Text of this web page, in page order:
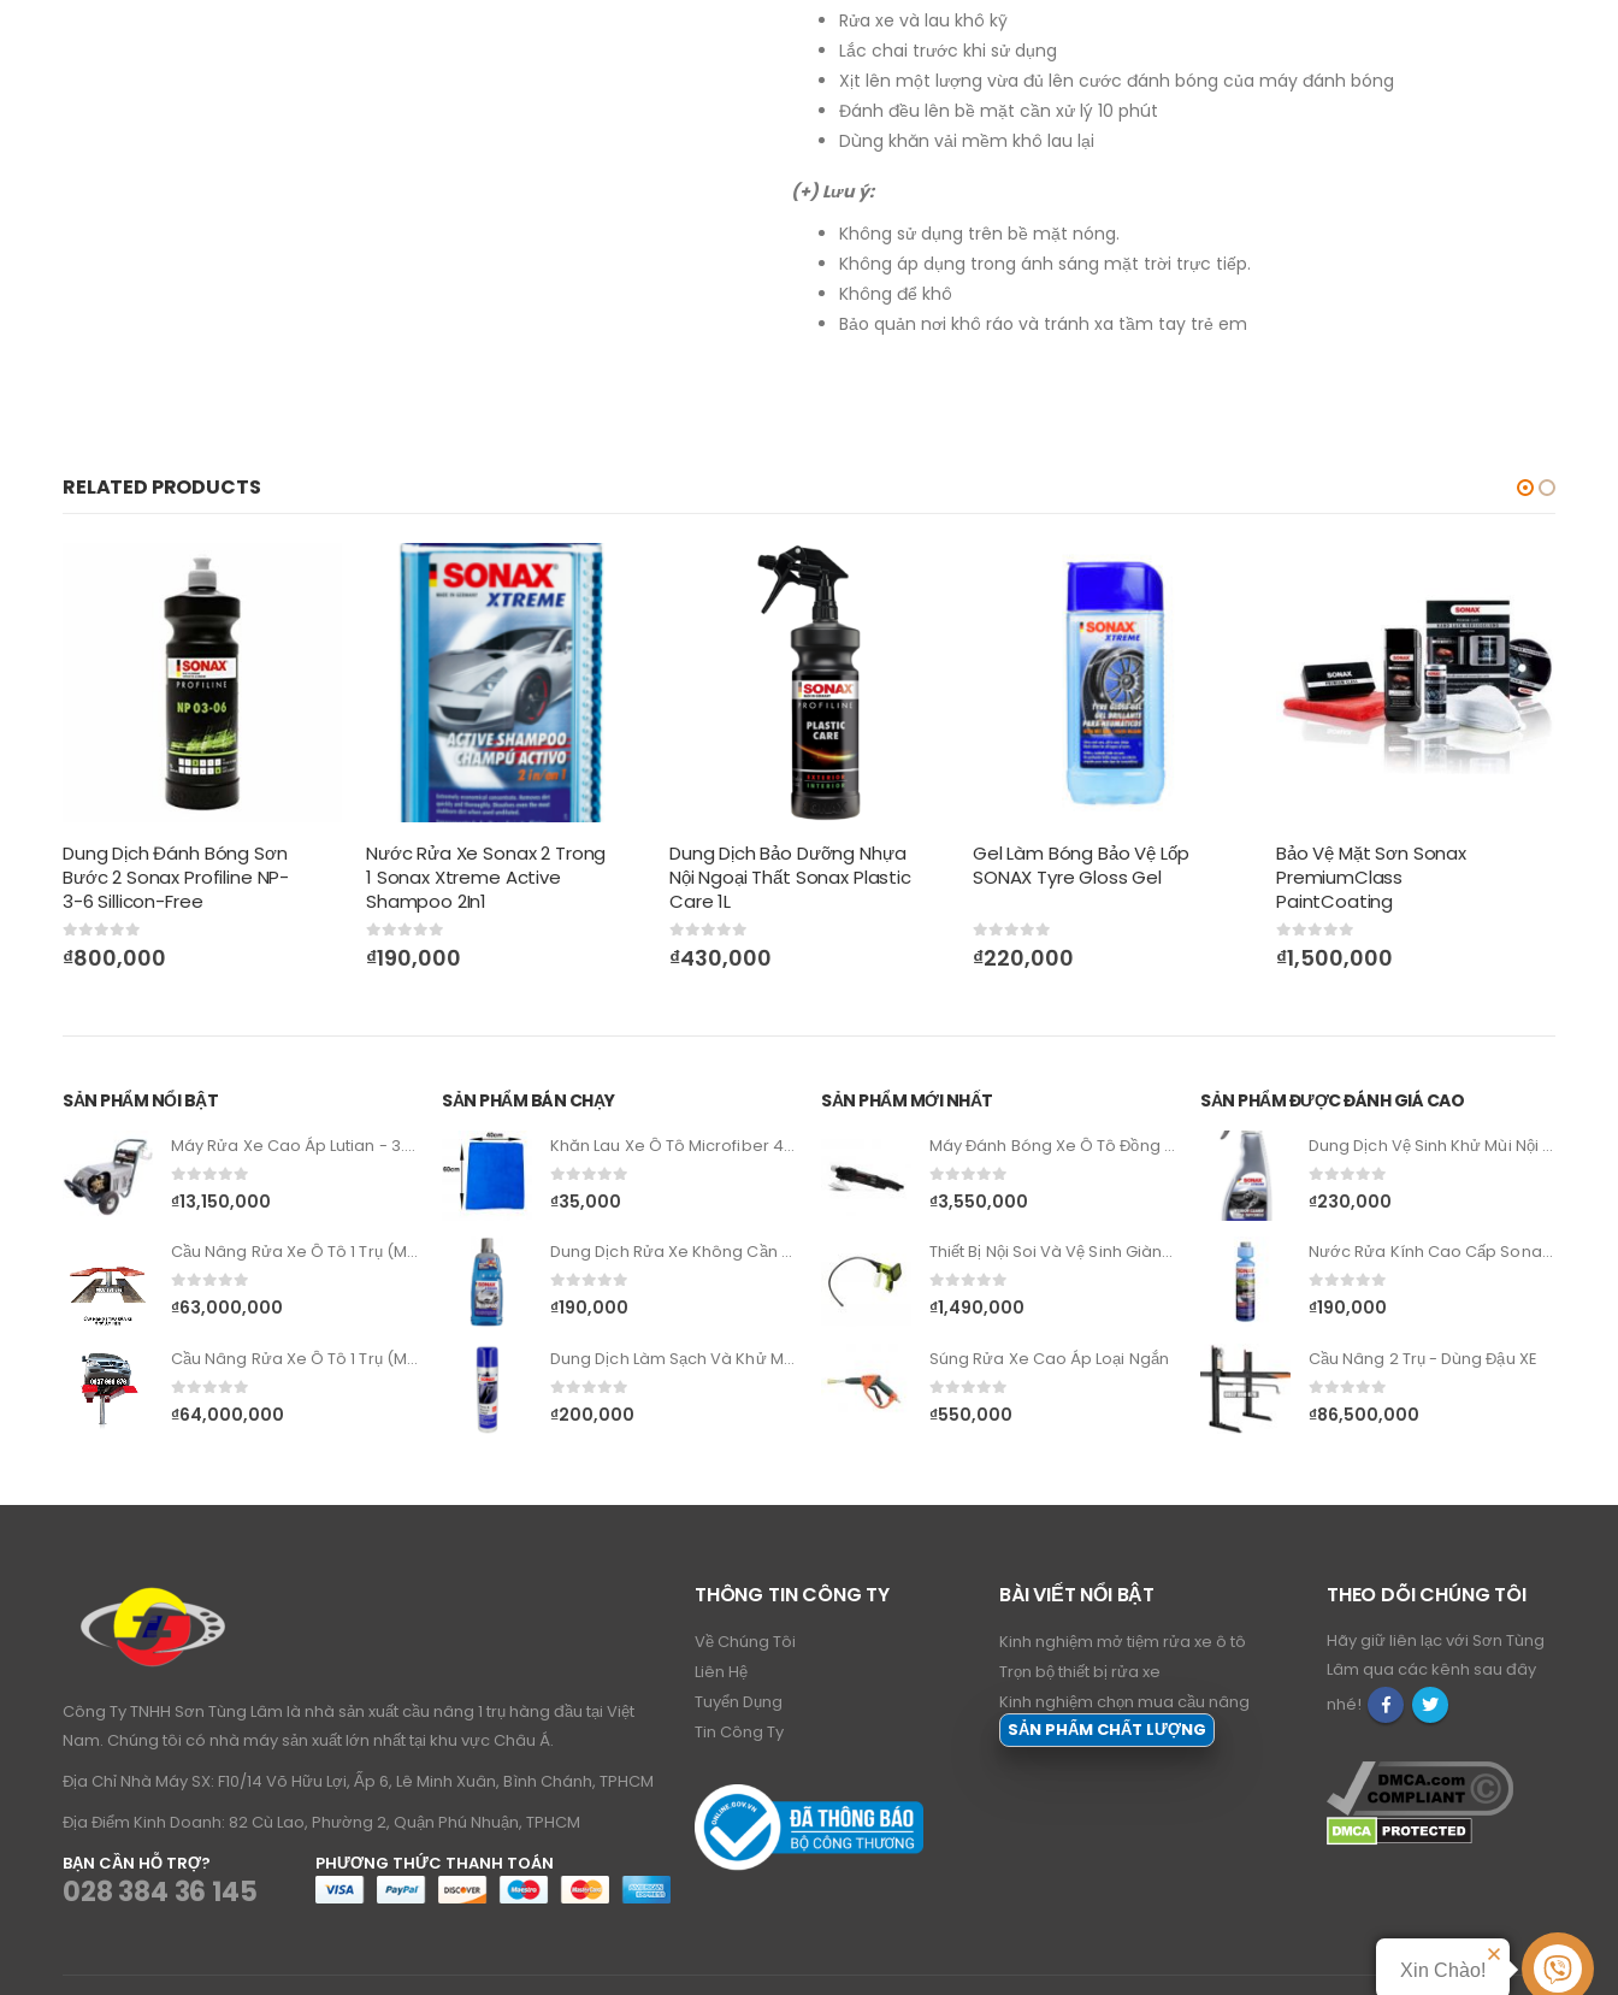
Rửa xe và lau khô kỹ
Lắc chai trước khi sử dụng
Xịt lên một lượng vừa đủ lên cước đánh bóng của máy đánh bóng
Đánh đều lên bề mặt cần xử lý 10 phút
Dùng khăn vải mềm khô lau lại
(+) Lưu ý:
Không sử dụng trên bề mặt nóng.
Không áp dụng trong ánh sáng mặt trời trực tiếp.
Không để khô
Bảo quản nơi khô ráo và tránh xa tầm tay trẻ em
RELATED PRODUCTS
Dung Dịch Đánh Bóng Sơn
Bước 2 Sonax Profiline NP-
3-6 Sillicon-Free
0out of 5
₫800,000
Nước Rửa Xe Sonax 2 Trong
1 Sonax Xtreme Active
Shampoo 2In1
0out of 5
₫190,000
Dung Dịch Bảo Dưỡng Nhựa
Nội Ngoại Thất Sonax Plastic
Care 1L
0out of 5
₫430,000
Gel Làm Bóng Bảo Vệ Lốp
SONAX Tyre Gloss Gel
0out of 5
₫220,000
Bảo Vệ Mặt Sơn Sonax
PremiumClass
PaintCoating
0out of 5
₫1,500,000
SẢN PHẨM NỔI BẬT
Máy Rửa Xe Cao Áp Lutian - 3.0KW – 1750PSI
0out of 5
₫13,150,000
Cầu Nâng Rửa Xe Ô Tô 1 Trụ (Model Âm Nền)
0out of 5
₫63,000,000
Cầu Nâng Rửa Xe Ô Tô 1 Trụ (Mặt Bàn Nổi)
0out of 5
₫64,000,000
SẢN PHẨM BÁN CHẠY
Khăn Lau Xe Ô Tô Microfiber 40cm x 60cm
0out of 5
₫35,000
Dung Dịch Rửa Xe Không Cần Lau Sonax Xtreme Wash&Dry
0out of 5
₫190,000
Dung Dịch Làm Sạch Và Khử Mùi Vải Sonax Xtreme Upholstery & Alcantara Cleaner
0out of 5
₫200,000
SẢN PHẨM MỚI NHẤT
Máy Đánh Bóng Xe Ô Tô Đồng Tâm Maxshine RO M1000
0out of 5
₫3,550,000
Thiết Bị Nội Soi Và Vệ Sinh Giàn Tản Nhiệt Điều Hòa Ô Tô
0out of 5
₫1,490,000
Súng Rửa Xe Cao Áp Loại Ngắn
0out of 5
₫550,000
SẢN PHẨM ĐƯỢC ĐÁNH GIÁ CAO
Dung Dịch Vệ Sinh Khử Mùi Nội Thất Sonax Xtreme Interior Cleane
0out of 5
₫230,000
Nước Rửa Kính Cao Cấp Sonax Xtreme Clear View 1:100 Nanopro 250ml Sonax Xtreme Clearview 1:100
0out of 5
₫190,000
Cầu Nâng 2 Trụ - Dùng Đậu XE
0out of 5
₫86,500,000
Công Ty TNHH Sơn Tùng Lâm là nhà sản xuất cầu nâng 1 trụ hàng đầu tại Việt
Nam. Chúng tôi có nhà máy sản xuất lớn nhất tại khu vực Châu Á.
Địa Chỉ Nhà Máy SX: F10/14 Võ Hữu Lợi, Ấp 6, Lê Minh Xuân, Bình Chánh, TPHCM
Địa Điểm Kinh Doanh: 82 Cù Lao, Phường 2, Quận Phú Nhuận, TPHCM
BẠN CẦN HỖ TRỢ?
028 384 36 145
PHƯƠNG THỨC THANH TOÁN
THÔNG TIN CÔNG TY
Về Chúng Tôi
Liên Hệ
Tuyển Dụng
Tin Công Ty
BÀI VIẾT NỔI BẬT
Kinh nghiệm mở tiệm rửa xe ô tô
Trọn bộ thiết bị rửa xe
Kinh nghiệm chọn mua cầu nâng
SẢN PHẨM CHẤT LƯỢNG
THEO DÕI CHÚNG TÔI
Hãy giữ liên lạc với Sơn Tùng
Lâm qua các kênh sau đây
nhé!
Xin Chào!